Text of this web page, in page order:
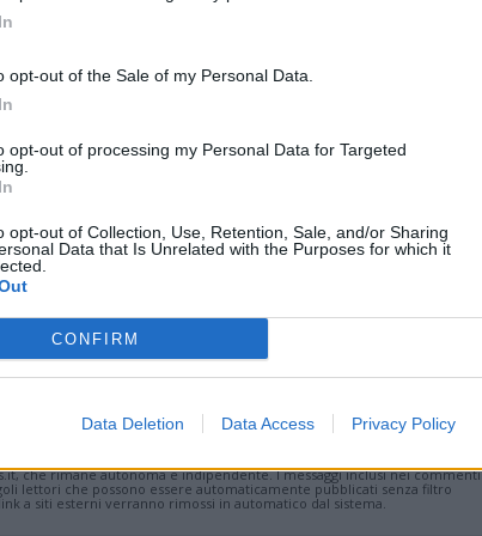
opt-out of the Sale of my Personal Data.
opt-out of processing my Personal Data for Targeted
opt-out of Collection, Use, Retention, Sale, and/or Sharing
Data that Is Unrelated with the Purposes for which it
CONFIRM
Data Deletion Data Access Privacy Policy
gestione delle risorse naturali.
Via Confalonieri, 5
Castronno
diagosto
Pubblicato il 12 Giugno 2026
per commentare questo articolo.
Il contenuto di questo commento esprime il pensiero dell'autore e
che rimane autonoma e indipendente. I messaggi inclusi nei commenti
lettori che possono essere automaticamente pubblicati senza filtro
a siti esterni verranno rimossi in automatico dal sistema.